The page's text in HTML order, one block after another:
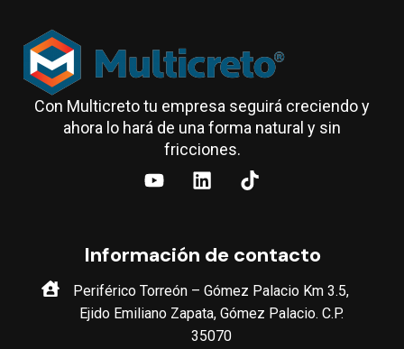
Con Multicreto tu empresa seguirá creciendo y
ahora lo hará de una forma natural y sin
fricciones.
Información de contacto
Periférico Torreón – Gómez Palacio Km 3.5,
Ejido Emiliano Zapata, Gómez Palacio. C.P.
35070